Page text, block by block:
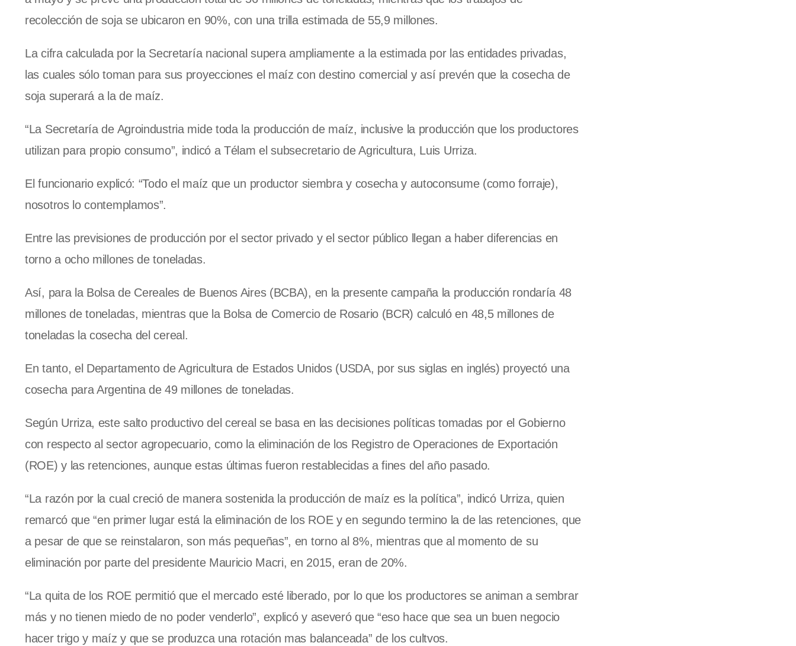
recolección de soja se ubicaron en 90%, con una trilla estimada de 55,9 millones.
La cifra calculada por la Secretaría nacional supera ampliamente a la estimada por las entidades privadas,
las cuales sólo toman para sus proyecciones el maíz con destino comercial y así prevén que la cosecha de
soja superará a la de maíz.
“La Secretaría de Agroindustria mide toda la producción de maíz, inclusive la producción que los productores
utilizan para propio consumo”, indicó a Télam el subsecretario de Agricultura, Luis Urriza.
El funcionario explicó: “Todo el maíz que un productor siembra y cosecha y autoconsume (como forraje),
nosotros lo contemplamos”.
Entre las previsiones de producción por el sector privado y el sector público llegan a haber diferencias en
torno a ocho millones de toneladas.
Así, para la Bolsa de Cereales de Buenos Aires (BCBA), en la presente campaña la producción rondaría 48
millones de toneladas, mientras que la Bolsa de Comercio de Rosario (BCR) calculó en 48,5 millones de
toneladas la cosecha del cereal.
En tanto, el Departamento de Agricultura de Estados Unidos (USDA, por sus siglas en inglés) proyectó una
cosecha para Argentina de 49 millones de toneladas.
Según Urriza, este salto productivo del cereal se basa en las decisiones políticas tomadas por el Gobierno
con respecto al sector agropecuario, como la eliminación de los Registro de Operaciones de Exportación
(ROE) y las retenciones, aunque estas últimas fueron restablecidas a fines del año pasado.
“La razón por la cual creció de manera sostenida la producción de maíz es la política”, indicó Urriza, quien
remarcó que “en primer lugar está la eliminación de los ROE y en segundo termino la de las retenciones, que
a pesar de que se reinstalaron, son más pequeñas”, en torno al 8%, mientras que al momento de su
eliminación por parte del presidente Mauricio Macri, en 2015, eran de 20%.
“La quita de los ROE permitió que el mercado esté liberado, por lo que los productores se animan a sembrar
más y no tienen miedo de no poder venderlo”, explicó y aseveró que “eso hace que sea un buen negocio
hacer trigo y maíz y que se produzca una rotación mas balanceada” de los cultvos.